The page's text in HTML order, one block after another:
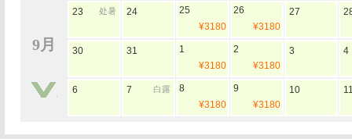
9月
23 处暑 24
25
¥3180
26
¥3180
27
30 31
1
¥3180
2
¥3180
3 4
6 7 白露
8
¥3180
9
¥3180
10